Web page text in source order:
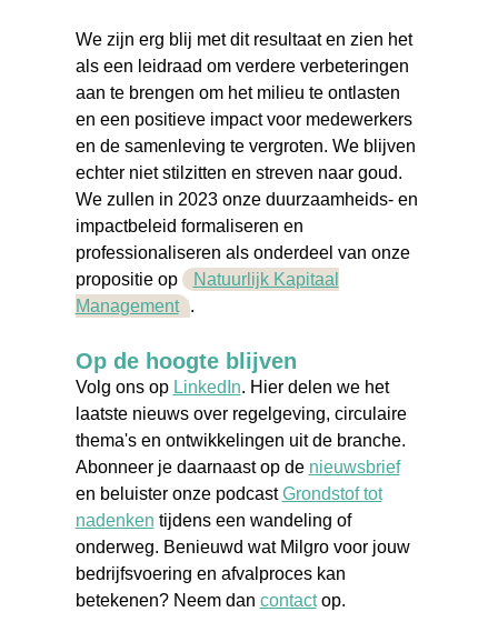
We zijn erg blij met dit resultaat en zien het
als een leidraad om verdere verbeteringen
aan te brengen om het milieu te ontlasten
en een positieve impact voor medewerkers
en de samenleving te vergroten. We blijven
echter niet stilzitten en streven naar goud.
We zullen in 2023 onze duurzaamheids- en
impactbeleid formaliseren en
professionaliseren als onderdeel van onze
propositie op
Natuurlijk Kapitaal
Management .
Op de hoogte blijven
Volg ons op LinkedIn. Hier delen we het
laatste nieuws over regelgeving, circulaire
thema's en ontwikkelingen uit de branche.
Abonneer je daarnaast op de nieuwsbrief
en beluister onze podcastGrondstof tot
nadenken tijdens een wandeling of
onderweg. Benieuwd wat Milgro voor jouw
bedrijfsvoering en afvalproces kan
betekenen? Neem dan contactop.